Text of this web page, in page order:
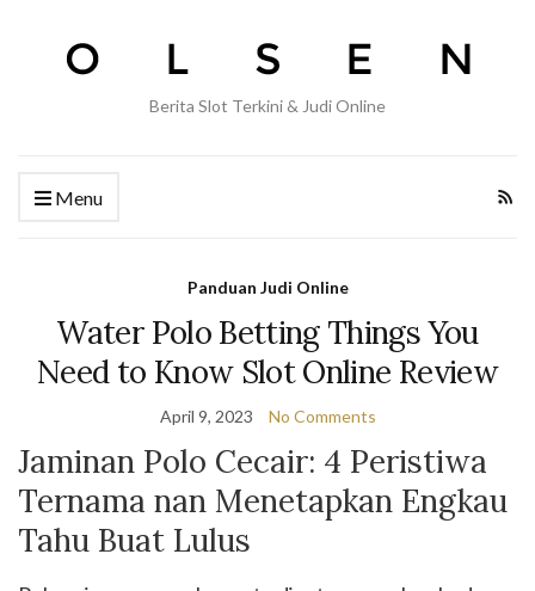
Berita Slot Terkini & Judi Online
Menu
Panduan Judi Online
Water Polo Betting Things You
Need to Know Slot Online Review
April 9, 2023 No Comments
Jaminan Polo Cecair: 4 Peristiwa
Ternama nan Menetapkan Engkau
Tahu Buat Lulus